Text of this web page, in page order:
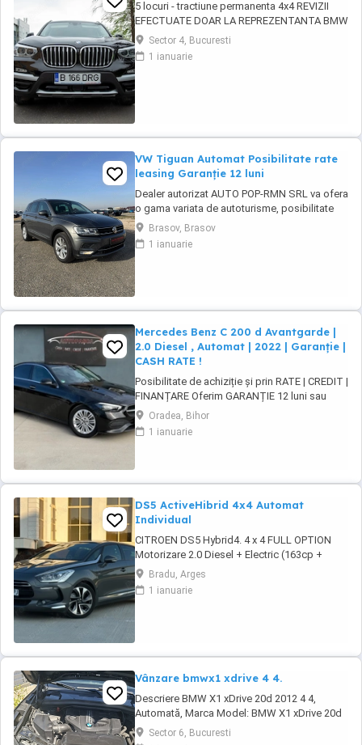
5 locuri - tractiune permanenta 4x4 REVIZII
EFECTUATE DOAR LA REPREZENTANTA BMW
CUTIE AUTOMATA 8+1 TREPTE 3 moduri
condus AUTOHOLD ASISTENT PLECARE DIN
RAMPA Camera frontala parbriz asistenta
Sector 4, Bucuresti
1 ianuarie
VW Tiguan Automat Posibilitate rate
leasing Garanție 12 luni
Dealer autorizat AUTO POP-RMN SRL va ofera
o gama variata de autoturisme, posibilitate
test drive si comenzi. Va asteptam in parcul
nostru pentru vizionari. * Posibilitate finantare,
rate leasing Garantie 12 luni ####FINANTARE-
Brasov, Brasov
1 ianuarie
Mercedes Benz C 200 d Avantgarde |
2.0 Diesel , Automat | 2022 | Garanție |
CASH RATE !
Posibilitate de achiziție și prin RATE | CREDIT |
FINANȚARE Oferim GARANȚIE 12 luni sau
10.000 km Mercedes-Benz C 200d 9G-Tronic
Avantgarde Motor - 2.0 diesel , Mild-hybrid
163 CP, Euro6 + motor electric 15 kW hibrid
Oradea, Bihor
1 ianuarie
DS5 ActiveHibrid 4x4 Automat
Individual
CITROEN DS5 Hybrid4. 4 x 4 FULL OPTION
Motorizare 2.0 Diesel + Electric (163cp +
37cp) Import Olanda 2024 - an fabricatie 2012
. Cutie automata (Mod Sport) + Padele F1 .
Norma de poluare Euro 5 Plafon Panoramic
Bradu, Arges
1 ianuarie
Vânzare bmwx1 xdrive 4 4.
Descriere BMW X1 xDrive 20d 2012 4 4,
Automată, Marca Model: BMW X1 xDrive 20d
(motorizare diesel, 190 CP, 4 4, transmisie
automată) An fabricație: noiembrie 2012
Sector 6, Bucuresti